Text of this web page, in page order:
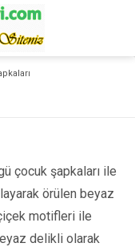
çocuk şapkaları ile
örülen beyaz
motifleri ile
delikli olarak